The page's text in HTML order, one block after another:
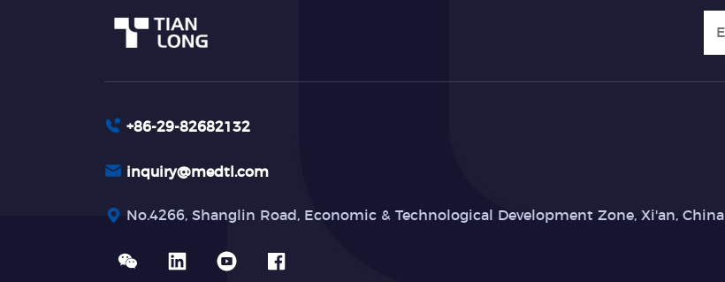
+86-29-82682132
inquiry@medtl.com
No.4266, Shanglin Road, Economic & Technological Development Zone, Xi'an, China